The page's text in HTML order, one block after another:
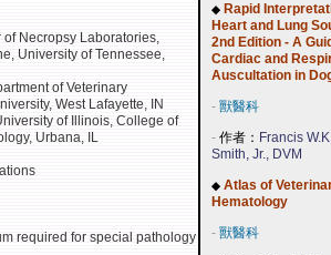
of Necropsy Laboratories,
University of Tennessee,
of Veterinary
West Lafayette, IN
of Illinois, College of
Urbana, IL
required for special pathology
◆ Rapid
Heart and Lung
2nd Edition - A
Cardiac and
Auscultation in
- 獸醫科
- 作者： Francis
Smith, Jr., DVM
◆ Atlas of
Hematology
- 獸醫科